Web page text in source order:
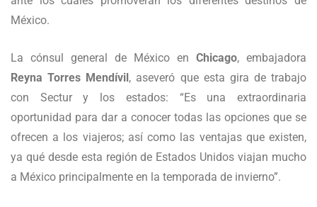
México.
La cónsul general de México en Chicago, embajadora
Reyna Torres Mendívil , aseveró que esta gira de trabajo
con Sectur y los estados: “Es una extraordinaria
oportunidad para dar a conocer todas las opciones que se
ofrecen a los viajeros; así como las ventajas que existen,
ya qué desde esta región de Estados Unidos viajan mucho
a México principalmente en la temporada de invierno”.